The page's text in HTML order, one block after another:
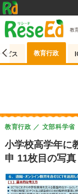
教
ビス 教育行政
小学校高学年に
申 11枚目の写
教育行政 文部科学省